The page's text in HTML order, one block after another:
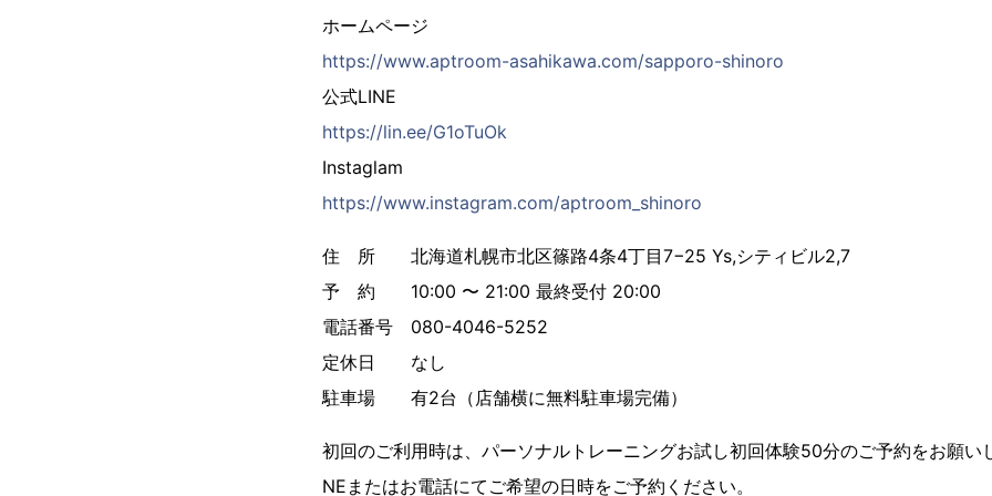
ホームページ
https://www.aptroom-asahikawa.com/sapporo-shinoro
公式LINE
https://lin.ee/G1oTuOk
Instaglam
https://www.instagram.com/aptroom_shinoro
住 所 北海道札幌市北区篠路4条4丁目7−25 Ys,シティビル2,7
予 約 10:00 〜 21:00 最終受付 20:00
電話番号 080-4046-5252
定休日 なし
駐車場 有2台（店舗横に無料駐車場完備）
初回のご利用時は、パーソナルトレーニングお試し初回体験50分のご予約をお願い
NEまたはお電話にてご希望の日時をご予約ください。